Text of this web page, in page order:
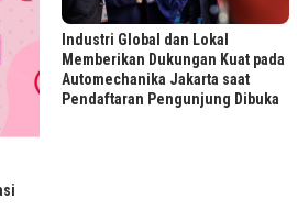
Industri Global dan Lokal
Memberikan Dukungan Kuat pada
Automechanika Jakarta saat
Pendaftaran Pengunjung Dibuka